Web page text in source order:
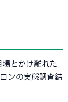
場とかけ離れた
ンの実態調査結